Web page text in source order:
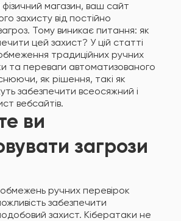
магазин, ваш сайт
захисту від постійно
Тому виникає питання: як
цей захист? У цій статті
традиційних ручних
та переваги автоматизованого
як рішення, такі як
забезпечити всеосяжний і
вебсайтів.
ви
загрози
ручних перевірок
забезпечити
захист. Кібератаки не